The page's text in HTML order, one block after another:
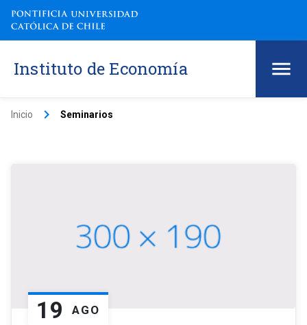
Instituto de Economía
Inicio keyboard_arrow_right Seminarios
19 AGO